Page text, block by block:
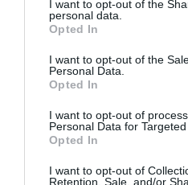
not limited to your visit or
grant or deny consent to
use your data for below
consent section.
I want to opt-out of the
personal data.
Opted In
I want to opt-out of the
Personal Data.
Opted In
I want to opt-out of
Personal Data for Targeted
Opted In
I want to opt-out of
Retention, Sale, and/or
ΡΟΗ ΕΙΔΗΣΕΩΝ